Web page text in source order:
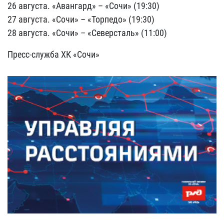
26 августа. «Авангард» – «Сочи» (19:30)
27 августа. «Сочи» – «Торпедо» (19:30)
28 августа. «Сочи» – «Северсталь» (11:00)
Пресс-служба ХК «Сочи»